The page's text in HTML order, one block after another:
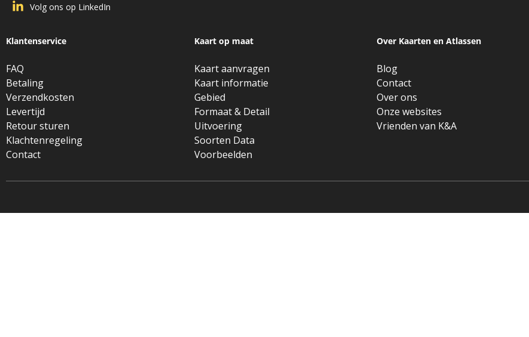
Volg ons op LinkedIn
Klantenservice
FAQ
Betaling
Verzendkosten
Levertijd
Retour sturen
Klachtenregeling
Contact
Kaart op maat
Kaart aanvragen
Kaart informatie
Gebied
Formaat & Detail
Uitvoering
Soorten Data
Voorbeelden
Over Kaarten en Atlassen
Blog
Contact
Over ons
Onze websites
Vrienden van K&A